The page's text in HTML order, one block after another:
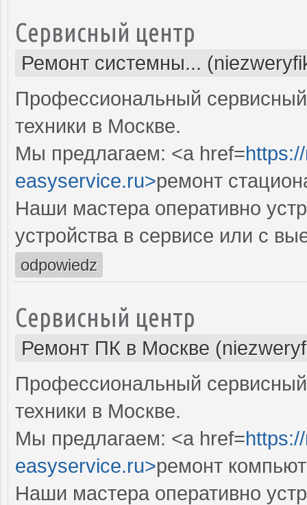
Сервисный центр
Ремонт системны...
Профессиональный
техники в Москве.
Мы предлагаем: <a href=
easyservice.ru>ремонт
Наши мастера оперативно
устройства в сервисе или с
odpowiedz
Сервисный центр
Ремонт ПК в Москве
Профессиональный
техники в Москве.
Мы предлагаем: <a href=
easyservice.ru>ремонт
Наши мастера оперативно